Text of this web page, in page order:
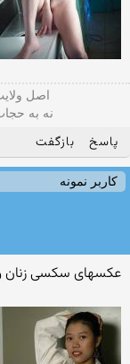
اصل
نه به
پاسخ بازگفت
کاربر نمونه
عکسهای سکسی زنان